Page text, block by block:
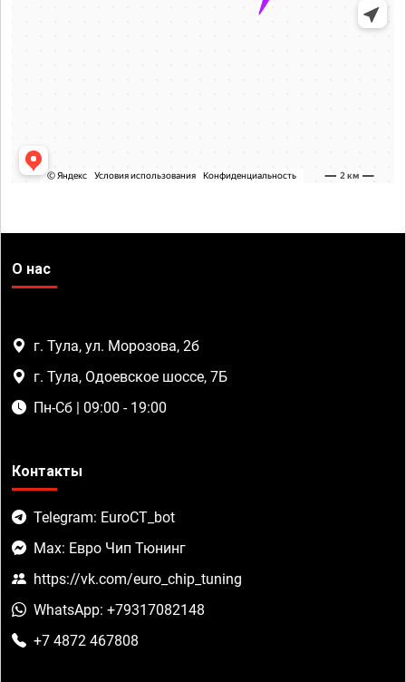
О нас
г. Тула, ул. Морозова, 2б
г. Тула, Одоевское шоссе, 7Б
Пн-Сб | 09:00 - 19:00
Контакты
Telegram: EuroCT_bot
Max: Евро Чип Тюнинг
https://vk.com/euro_chip_tuning
WhatsApp: +79317082148
+7 4872 467808